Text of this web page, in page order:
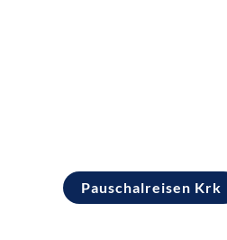
Pauschalreisen Krk